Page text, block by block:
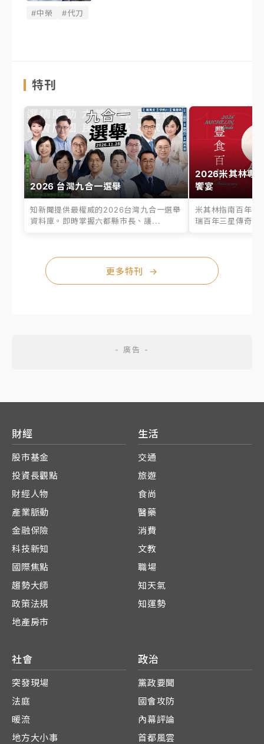
#中榮 #代刀
特刊
2026 台灣九合一選舉
知新聞提供最權威的2026台灣九合一選舉
資料庫。即時掌握六都縣市長、議...
2026米其林專
饗宴
米其林指南百年之
瑞百年三星傳奇、
更多特刊 →
財經
股市基金
投資長觀點
財經人物
產業脈動
金融保險
科技新知
國際焦點
趨勢大師
政策法規
地產房市
生活
交通
旅遊
食尚
醫藥
消費
文教
職場
知天氣
知運勢
社會
突發現場
法庭
暖流
地方大小事
政治
黨政要聞
國會攻防
內幕評論
首都風雲